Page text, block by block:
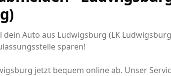
dein Auto aus Ludwigsburg (LK
sparen!
jetzt bequem online ab. Unser